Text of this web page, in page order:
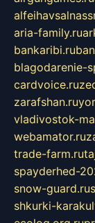
aria-family.ru
bankaribi.ru
blagodarenie-
cardvoice.ru
zarafshan.ru
vladivostok-
webamator.ru
trade-farm.ru
spayderhed-
snow-guard.ru
shkurki-